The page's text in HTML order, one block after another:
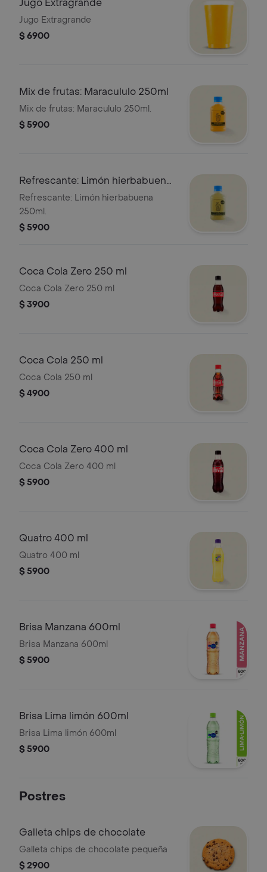
Jugo Extragrande
Jugo Extragrande
$ 6900
Mix de frutas: Maracululo 250ml
Mix de frutas: Maracululo 250ml.
$ 5900
Refrescante: Limón hierbabuena
250ml
Refrescante: Limón hierbabuena
250ml.
$ 5900
Coca Cola Zero 250 ml
Coca Cola Zero 250 ml
$ 3900
Coca Cola 250 ml
Coca Cola 250 ml
$ 4900
Coca Cola Zero 400 ml
Coca Cola Zero 400 ml
$ 5900
Quatro 400 ml
Quatro 400 ml
$ 5900
Brisa Manzana 600ml
Brisa Manzana 600ml
$ 5900
Brisa Lima limón 600ml
Brisa Lima limón 600ml
$ 5900
Postres
Galleta chips de chocolate
Galleta chips de chocolate pequeña
$ 2900